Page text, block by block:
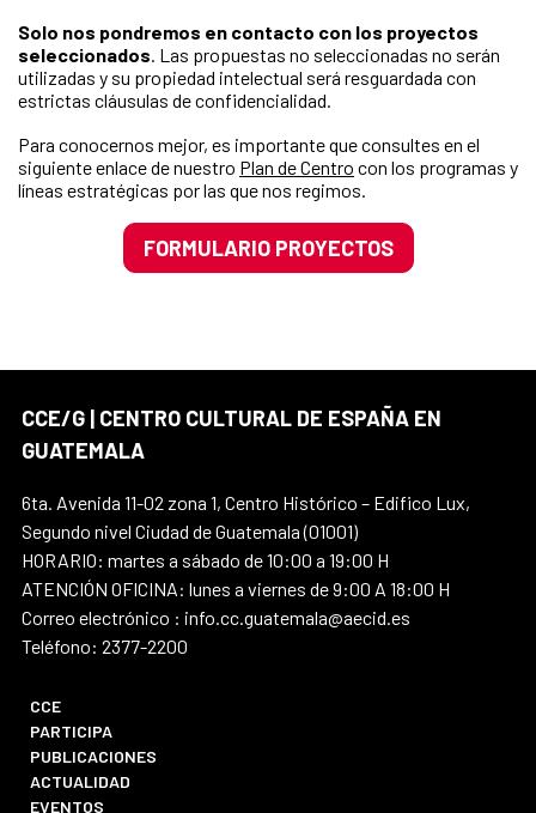
Solo nos pondremos en contacto con los proyectos
seleccionados . Las propuestas no seleccionadas no serán
utilizadas y su propiedad intelectual será resguardada con
estrictas cláusulas de confidencialidad.
Para conocernos mejor, es importante que consultes en el
siguiente enlace de nuestro Plan de Centro con los programas y
líneas estratégicas por las que nos regimos.
FORMULARIO PROYECTOS
CCE/G | CENTRO CULTURAL DE ESPAÑA EN
GUATEMALA
6ta. Avenida 11-02 zona 1, Centro Histórico – Edifico Lux,
Segundo nivel Ciudad de Guatemala (01001)
HORARIO: martes a sábado de 10:00 a 19:00 H
ATENCIÓN OFICINA: lunes a viernes de 9:00 A 18:00 H
Correo electrónico : info.cc.guatemala@aecid.es
Teléfono: 2377-2200
CCE
PARTICIPA
PUBLICACIONES
ACTUALIDAD
EVENTOS